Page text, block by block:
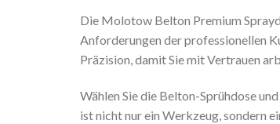
Die Molotow Belton Premium
Anforderungen der professionellen
Präzision, damit Sie mit Vertrauen
Wählen Sie die Belton-Sprühdose
ist nicht nur ein Werkzeug, sondern